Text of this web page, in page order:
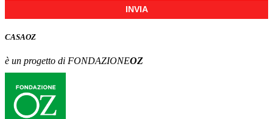
INVIA
CASAOZ
è un progetto di FONDAZIONEOZ